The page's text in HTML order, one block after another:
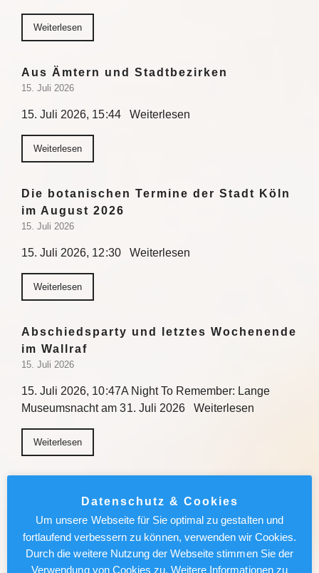
Weiterlesen
Aus Ämtern und Stadtbezirken
15. Juli 2026
15. Juli 2026, 15:44 Weiterlesen
Weiterlesen
Die botanischen Termine der Stadt Köln
im August 2026
15. Juli 2026
15. Juli 2026, 12:30 Weiterlesen
Weiterlesen
Abschiedsparty und letztes Wochenende
im Wallraf
15. Juli 2026
15. Juli 2026, 10:47A Night To Remember: Lange
Museumsnacht am 31. Juli 2026 Weiterlesen
Weiterlesen
Belegungsvereinbarung
14. Juli 2026
14. Juli 2026, 16:30Stadt Köln und köln ag schließen
Vereinbarung ab dem 1. Januar 2027 Weiterlesen
Datenschutz & Cookies
Um unsere Webseite für Sie optimal zu gestalten und
fortlaufend verbessern zu können, verwenden wir Cookies.
Durch die weitere Nutzung der Webseite stimmen Sie der
Verwendung von Cookies zu. Weitere Informationen zu